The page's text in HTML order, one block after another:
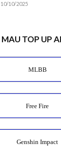
10/10/2025
MAU TOP UP
MLBB
Free Fire
Genshin Impact